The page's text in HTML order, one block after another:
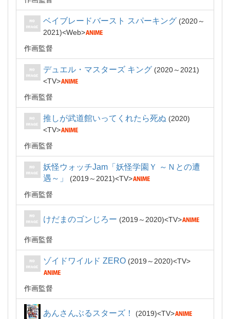
ベイブレードバースト スパーキング
2020～
2021
Web
作画監督
デュエル・マスターズ キング
2020～2021
TV
作画監督
推しが武道館いってくれたら死ぬ
2020
TV
作画監督
妖怪ウォッチJam「妖怪学園Ｙ ～Ｎとの遭
遇～」
2019～2021
TV
作画監督
けだまのゴンじろー 2019～2020 TV
作画監督
ゾイドワイルド ZERO 2019～2020 TV
作画監督
あんさんぶるスターズ！ 2019 TV